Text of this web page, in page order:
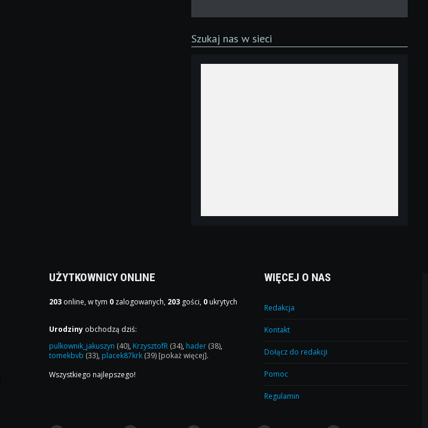
Szukaj nas w sieci
UŻYTKOWNICY ONLINE
203 online, w tym 0 zalogowanych, 203 gości, 0 ukrytych
Urodziny obchodzą dziś:
pulkownik_jakuszyn (40), KrzysztofR (34), hader (38),
tomekbvb (33), placek87krk (39) [pokaż więcej].
Wszystkiego najlepszego!
WIĘCEJ O NAS
Redakcja
Kontakt
Dołącz do redakcji
Pomoc
Regulamin